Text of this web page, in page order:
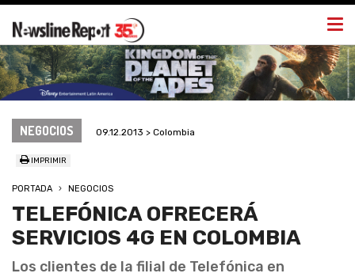
NEGOCIOS 09.12.2013 > Colombia
IMPRIMIR
PORTADA NEGOCIOS
TELEFÓNICA OFRECERÁ
SERVICIOS 4G EN COLOMBIA
Los clientes de la filial de Telefónica en